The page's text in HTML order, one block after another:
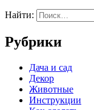
Найти:
Рубрики
Дача и сад
Декор
Животные
Инструкции